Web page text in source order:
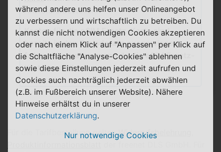
Anbieters bestellen.
Kosten für die eSIM Ersatz-Karte sind
bereits in den Preisdetails ausgewiesen,
fallen aber nur an, wenn du die eSIM Ersatz-
Karte bestellst.
Für die Tarifbestellung geltenWiderrufsbelehrung
während andere uns helfen unser Onlineangebot
zu verbessern und wirtschaftlich zu betreiben. Du
kannst die nicht notwendigen Cookies akzeptieren
oder nach einem Klick auf "Anpassen" per Klick auf
die Schaltfläche "Analyse-Cookies" ablehnen
sowie diese Einstellungen jederzeit aufrufen und
Cookies auch nachträglich jederzeit abwählen
(z.B. im Fußbereich unserer Website). Nähere
Hinweise erhältst du in unserer
Datenschutzerklärung.
Nur notwendige Cookies